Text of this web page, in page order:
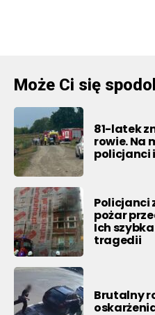
Może Ci się
81-latek
rowie. Na
policjanci
Policjanci
pożar
Ich
tragedii
Brutalny